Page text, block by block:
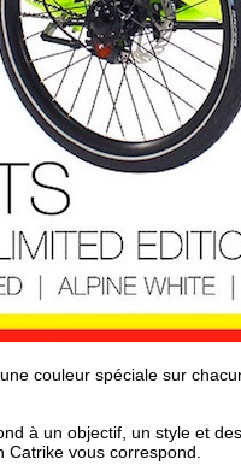
couleur spéciale sur
à un objectif, un style et
vous correspond.